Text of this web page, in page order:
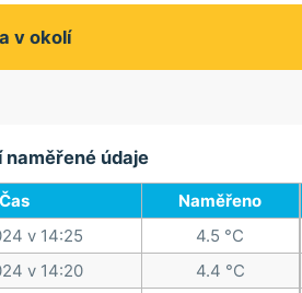
v okolí
naměřené údaje
Čas
Naměřeno
v 14:25
4.5 °C
v 14:20
4.4 °C